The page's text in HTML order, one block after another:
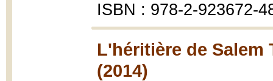
ISBN : 978-2-923672-
L'héritière de Salem
(2014)